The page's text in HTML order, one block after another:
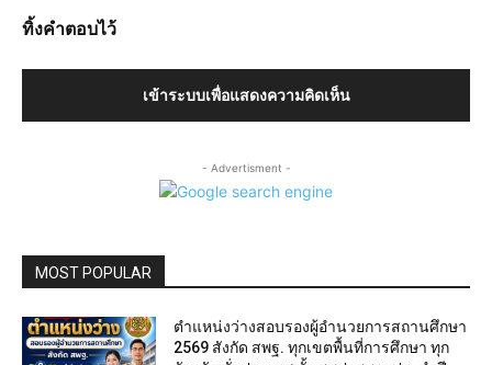
ทิ้งคำตอบไว้
เข้าระบบเพื่อแสดงความคิดเห็น
- Advertisment -
MOST POPULAR
ตำแหน่งว่างสอบรองผู้อำนวยการสถานศึกษา
2569 สังกัด สพฐ. ทุกเขตพื้นที่การศึกษา ทุก